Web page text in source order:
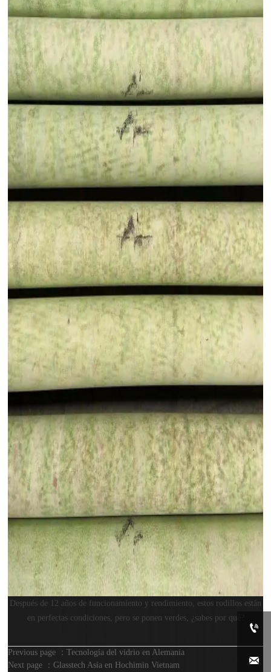
Después de 12 años de funcionamiento y rendimiento, estos rodillos están
en perfectas condiciones, pero se ponen verdes, ¿sabes por qué?
Previous page ：Tecnología del vidrio en Alemania
Next page ：Glasstech Asia en Hochimin Vietnam

